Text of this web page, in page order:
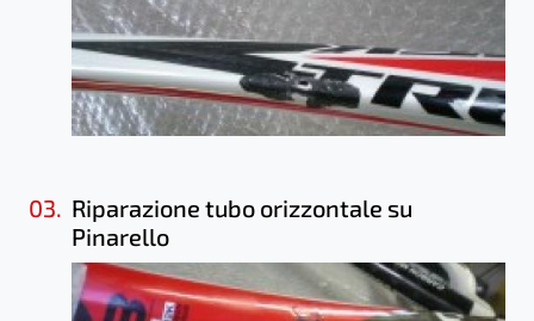
03. Riparazione tubo orizzontale su
Pinarello